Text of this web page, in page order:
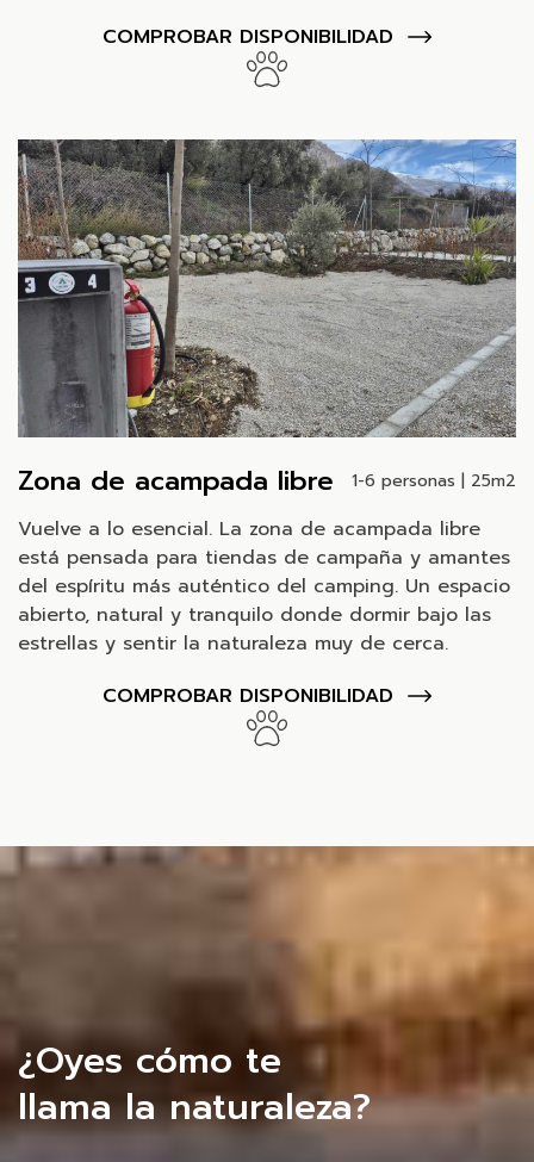
COMPROBAR DISPONIBILIDAD
Zona de acampada libre 1-6 personas | 25m2
Vuelve a lo esencial. La zona de acampada libre
está pensada para tiendas de campaña y amantes
del espíritu más auténtico del camping. Un espacio
abierto, natural y tranquilo donde dormir bajo las
estrellas y sentir la naturaleza muy de cerca.
COMPROBAR DISPONIBILIDAD
¿Oyes cómo te
llama la naturaleza?